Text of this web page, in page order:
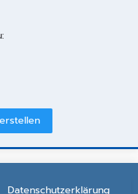
Datenschutzerklärung